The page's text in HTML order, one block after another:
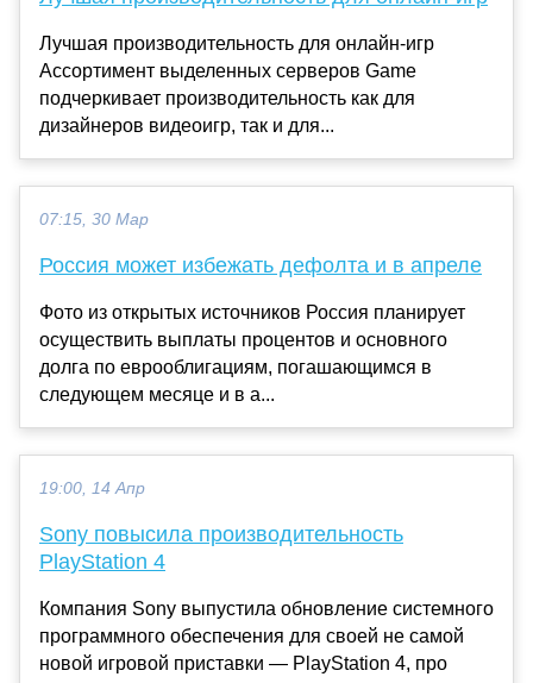
Лучшая производительность для онлайн-игр
Ассортимент выделенных серверов Game
подчеркивает производительность как для
дизайнеров видеоигр, так и для...
07:15, 30 Мар
Россия может избежать дефолта и в апреле
Фото из открытых источников Россия планирует
осуществить выплаты процентов и основного
долга по еврооблигациям, погашающимся в
следующем месяце и в а...
19:00, 14 Апр
Sony повысила производительность
PlayStation 4
Компания Sony выпустила обновление системного
программного обеспечения для своей не самой
новой игровой приставки — PlayStation 4, про